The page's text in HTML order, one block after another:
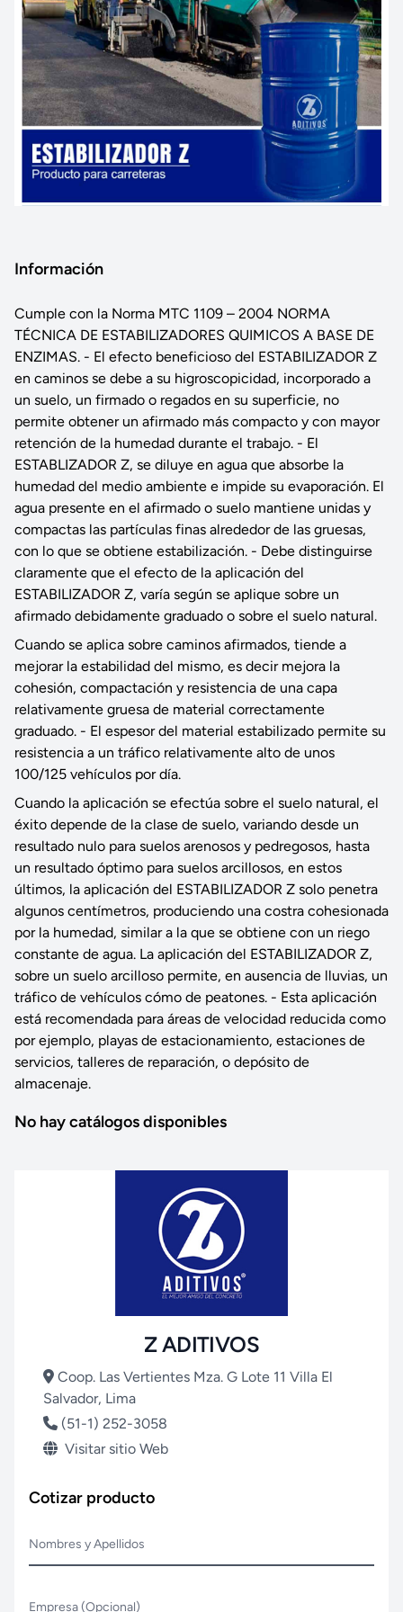
Información
Cumple con la Norma MTC 1109 – 2004 NORMA
TÉCNICA DE ESTABILIZADORES QUIMICOS A BASE DE
ENZIMAS. - El efecto beneficioso del ESTABILIZADOR Z
en caminos se debe a su higroscopicidad, incorporado a
un suelo, un firmado o regados en su superficie, no
permite obtener un afirmado más compacto y con mayor
retención de la humedad durante el trabajo. - El
ESTABLIZADOR Z, se diluye en agua que absorbe la
humedad del medio ambiente e impide su evaporación. El
agua presente en el afirmado o suelo mantiene unidas y
compactas las partículas finas alrededor de las gruesas,
con lo que se obtiene estabilización. - Debe distinguirse
claramente que el efecto de la aplicación del
ESTABILIZADOR Z, varía según se aplique sobre un
afirmado debidamente graduado o sobre el suelo natural.
Cuando se aplica sobre caminos afirmados, tiende a
mejorar la estabilidad del mismo, es decir mejora la
cohesión, compactación y resistencia de una capa
relativamente gruesa de material correctamente
graduado. - El espesor del material estabilizado permite su
resistencia a un tráfico relativamente alto de unos
100/125 vehículos por día.
Cuando la aplicación se efectúa sobre el suelo natural, el
éxito depende de la clase de suelo, variando desde un
resultado nulo para suelos arenosos y pedregosos, hasta
un resultado óptimo para suelos arcillosos, en estos
últimos, la aplicación del ESTABILIZADOR Z solo penetra
algunos centímetros, produciendo una costra cohesionada
por la humedad, similar a la que se obtiene con un riego
constante de agua. La aplicación del ESTABILIZADOR Z,
sobre un suelo arcilloso permite, en ausencia de lluvias, un
tráfico de vehículos cómo de peatones. - Esta aplicación
está recomendada para áreas de velocidad reducida como
por ejemplo, playas de estacionamiento, estaciones de
servicios, talleres de reparación, o depósito de
almacenaje.
No hay catálogos disponibles
Z ADITIVOS
Coop. Las Vertientes Mza. G Lote 11 Villa El
Salvador, Lima
(51-1) 252-3058
Visitar sitio Web
Cotizar producto
Nombres y Apellidos
Empresa (Opcional)